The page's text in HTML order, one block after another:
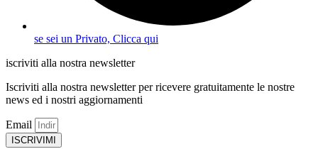
se sei un Privato, Clicca qui
iscriviti alla nostra newsletter
Iscriviti alla nostra newsletter per ricevere gratuitamente le nostre
news ed i nostri aggiornamenti
Email
ISCRIVIMI